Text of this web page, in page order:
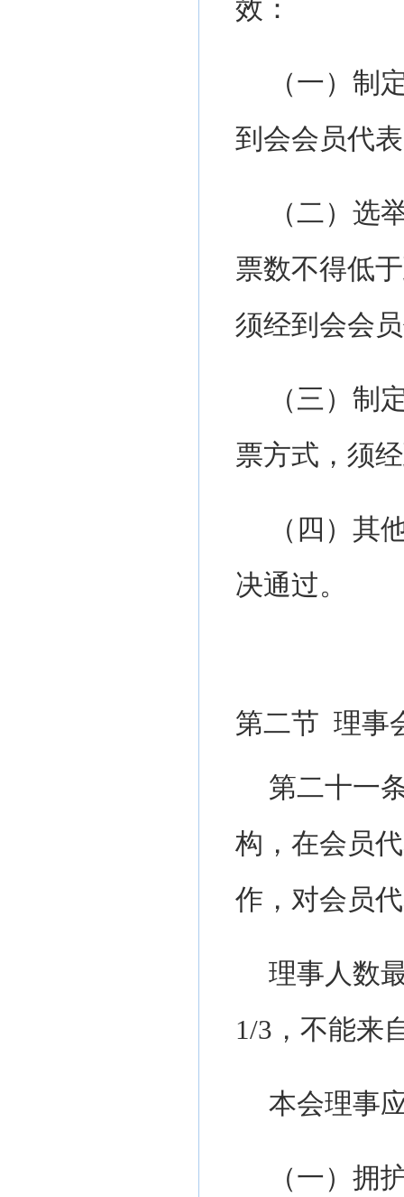
效：
（一）制
到会会员代表
（二）选
票数不得低
须经到会会
（三）制
票方式，须
（四）其
决通过。
第二节 理事
第二十一
构，在会员
作，对会员
理事人数
1/3，不能来
本会理事
（一）拥